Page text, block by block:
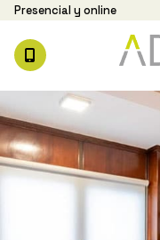
Presencial y online